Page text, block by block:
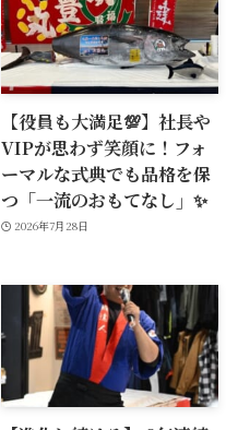
【役員も大満足💯】社長や
VIPが思わず笑顔に！フォ
ーマルな式典でも品格を保
つ「一流のおもてなし」✨
2026年7月28日